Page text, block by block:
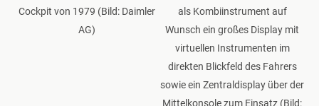
Cockpit von 1979 (Bild: Daimler
AG)
als Kombiinstrument auf
Wunsch ein großes Display mit
virtuellen Instrumenten im
direkten Blickfeld des Fahrers
sowie ein Zentraldisplay über der
Mittelkonsole zum Einsatz (Bild: